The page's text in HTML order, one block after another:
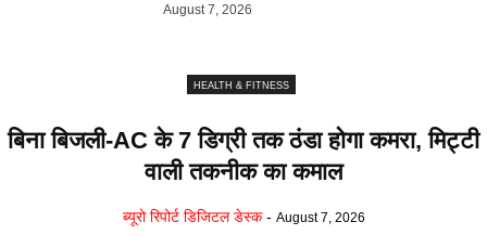
August 7, 2026
HEALTH & FITNESS
बिना बिजली-AC के 7 डिग्री तक ठंडा होगा कमरा, मिट्टी
वाली तकनीक का कमाल
ब्यूरो रिपोर्ट डिजिटल डेस्क - August 7, 2026